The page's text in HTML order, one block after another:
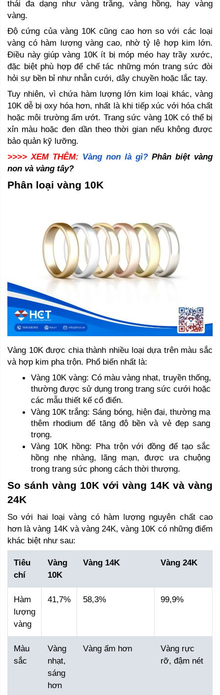
thái đa dạng như vàng trắng, vàng hồng, hay vàng
vàng.
Độ cứng của vàng 10K cũng cao hơn so với các loại
vàng có hàm lượng vàng cao, nhờ tỷ lệ hợp kim lớn.
Điều này giúp vàng 10K ít bị móp méo hay trầy xước,
đặc biệt phù hợp để chế tác những món trang sức đòi
hỏi sự bền bỉ như nhẫn cưới, dây chuyền hoặc lắc tay.
Tuy nhiên, vì chứa hàm lượng lớn kim loại khác, vàng
10K dễ bị oxy hóa hơn, nhất là khi tiếp xúc với hóa chất
hoặc môi trường ẩm ướt. Trang sức vàng 10K có thể bị
xỉn màu hoặc đen dần theo thời gian nếu không được
bảo quản kỹ lưỡng.
>>>> XEM THÊM: Vàng non là gì? Phân biệt vàng
non và vàng tây?
Phân loại vàng 10K
Vàng 10K được chia thành nhiều loại dựa trên màu sắc
và hợp kim pha trộn. Phổ biến nhất là:
Vàng 10K vàng: Có màu vàng nhạt, truyền thống,
thường được sử dụng trong trang sức cưới hoặc
các mẫu thiết kế cổ điển.
Vàng 10K trắng: Sáng bóng, hiện đại, thường mạ
thêm rhodium để tăng độ bền và vẻ đẹp sang
trọng.
Vàng 10K hồng: Pha trộn với đồng để tạo sắc
hồng nhẹ nhàng, lãng mạn, được ưa chuộng
trong trang sức phong cách thời thượng.
So sánh vàng 10K với vàng 14K và vàng
24K
So với hai loại vàng có hàm lượng nguyên chất cao
hơn là vàng 14K và vàng 24K, vàng 10K có những điểm
khác biệt như sau:
Tiêu
chí
Vàng
10K
Vàng 14K Vàng 24K
Hàm
lượng
vàng
41,7% 58,3% 99,9%
Màu
sắc
Vàng
nhạt,
sáng
hơn
Vàng ấm hơn
Vàng rực
rỡ, đậm nét